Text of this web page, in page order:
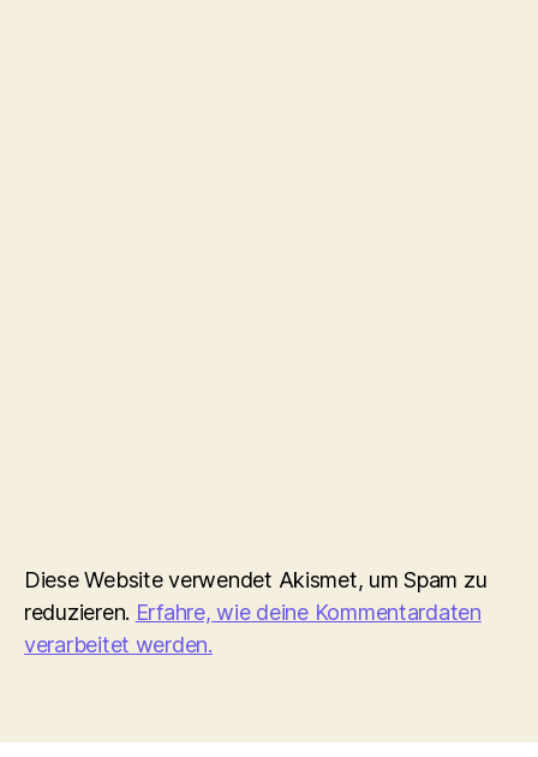
Diese Website verwendet Akismet, um Spam zu
reduzieren. Erfahre, wie deine Kommentardaten
verarbeitet werden.